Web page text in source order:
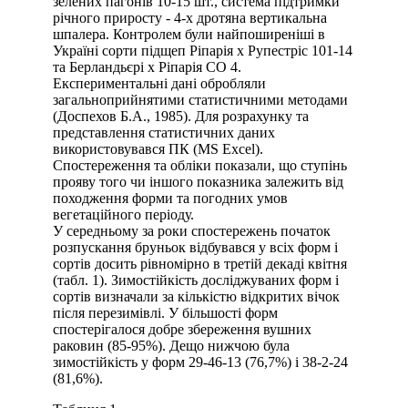
річного приросту - 4-х дротяна вертикальна
шпалера. Контролем були найпоширеніші в
Україні сорти підщеп Ріпарія х Рупестріс 101-14
та Берландьєрі х Ріпарія СО 4.
Експериментальні дані обробляли
загальноприйнятими статистичними методами
(Доспехов Б.А., 1985). Для розрахунку та
представлення статистичних даних
використовувався ПК (MS Excel).
Спостереження та обліки показали, що ступінь
прояву того чи іншого показника залежить від
походження форми та погодних умов
вегетаційного періоду.
У середньому за роки спостережень початок
розпускання бруньок відбувався у всіх форм і
сортів досить рівномірно в третій декаді квітня
(табл. 1). Зимостійкість досліджуваних форм і
сортів визначали за кількістю відкритих вічок
після перезимівлі. У більшості форм
спостерігалося добре збереження вушних
раковин (85-95%). Дещо нижчою була
зимостійкість у форм 29-46-13 (76,7%) і 38-2-24
(81,6%).